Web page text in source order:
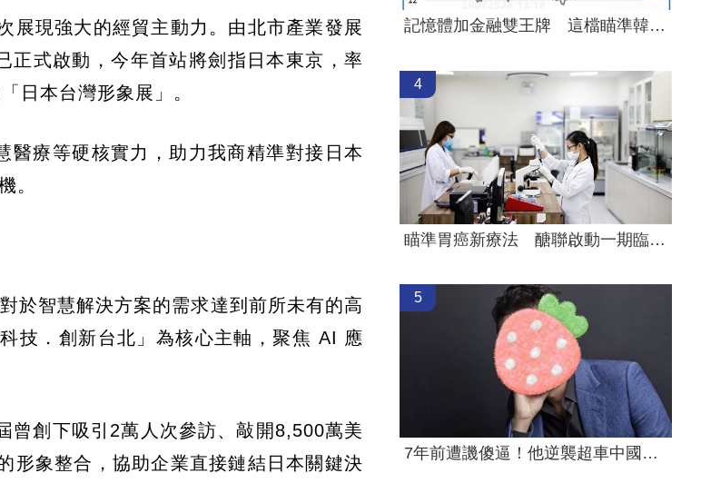
展現強大的經貿主動力。由北市產業發展
正式啟動，今年首站將劍指日本東京，率
日本台灣形象展」。
療等硬核實力，助力我商精準對接日本
。
於智慧解決方案的需求達到前所未有的高
技．創新台北」為核心主軸，聚焦 AI 應
曾創下吸引2萬人次參訪、敲開8,500萬美
形象整合，協助企業直接鏈結日本關鍵決
記憶體加金融雙王牌 這檔瞄準韓股長牛！
4
瞄準胃癌新療法 醣聯啟動一期臨床試驗！
5
7年前遭譏傻逼！他逆襲超車中國前首富